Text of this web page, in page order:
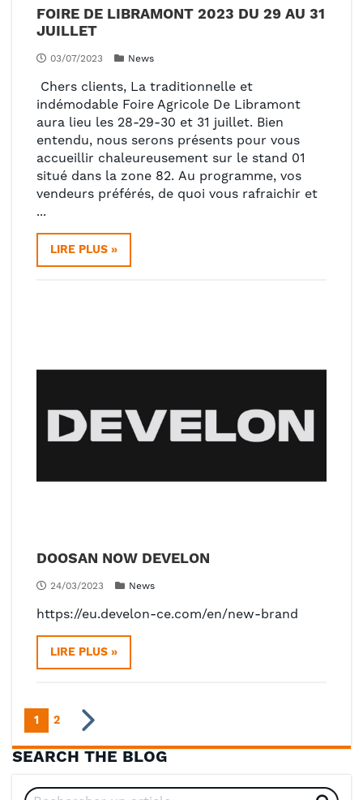
FOIRE DE LIBRAMONT 2023 DU 29 AU 31
JUILLET
03/07/2023 News
Chers clients, La traditionnelle et
indémodable Foire Agricole De Libramont
aura lieu les 28-29-30 et 31 juillet. Bien
entendu, nous serons présents pour vous
accueillir chaleureusement sur le stand 01
situé dans la zone 82. Au programme, vos
vendeurs préférés, de quoi vous rafraichir et
...
LIRE PLUS »
DOOSAN NOW DEVELON
24/03/2023 News
https://eu.develon-ce.com/en/new-brand
LIRE PLUS »
Page
Vous lisez actuellement la page
1 Page
2
SEARCH THE BLOG